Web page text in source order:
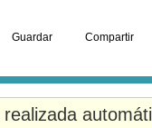
Guardar Compartir